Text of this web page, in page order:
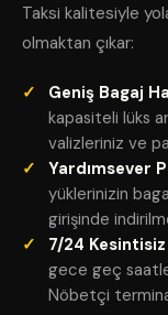
Taksi kalitesiyle
olmaktan çıkar:
Geniş Bagaj
kapasiteli lüks
valizleriniz ve
Yardımsever
yüklerinizin
girişinde
7/24
gece geç
Nöbetçi